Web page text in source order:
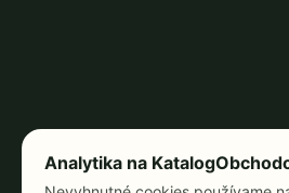
Analytika na